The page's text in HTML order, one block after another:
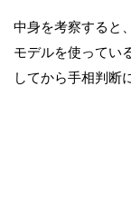
中身を考察すると
モデルを使ってい
してから手相判断